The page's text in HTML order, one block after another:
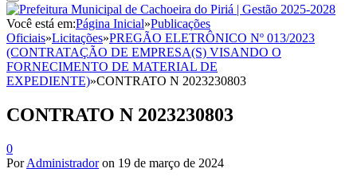
Você está em:Página Inicial»Publicações
Oficiais»Licitações»PREGÃO ELETRÔNICO Nº 013/2023
(CONTRATAÇÃO DE EMPRESA(S) VISANDO O
FORNECIMENTO DE MATERIAL DE
EXPEDIENTE)»CONTRATO N 2023230803
CONTRATO N 2023230803
0
PorAdministrador on 19 de março de 2024